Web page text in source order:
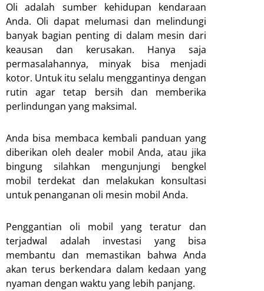
Oli adalah sumber kehidupan kendaraan
Anda. Oli dapat melumasi dan melindungi
banyak bagian penting di dalam mesin dari
keausan dan kerusakan. Hanya saja
permasalahannya, minyak bisa menjadi
kotor. Untuk itu selalu menggantinya dengan
rutin agar tetap bersih dan memberika
perlindungan yang maksimal.
Anda bisa membaca kembali panduan yang
diberikan oleh dealer mobil Anda, atau jika
bingung silahkan mengunjungi bengkel
mobil terdekat dan melakukan konsultasi
untuk penanganan oli mesin mobil Anda.
Penggantian oli mobil yang teratur dan
terjadwal adalah investasi yang bisa
membantu dan memastikan bahwa Anda
akan terus berkendara dalam kedaan yang
nyaman dengan waktu yang lebih panjang.